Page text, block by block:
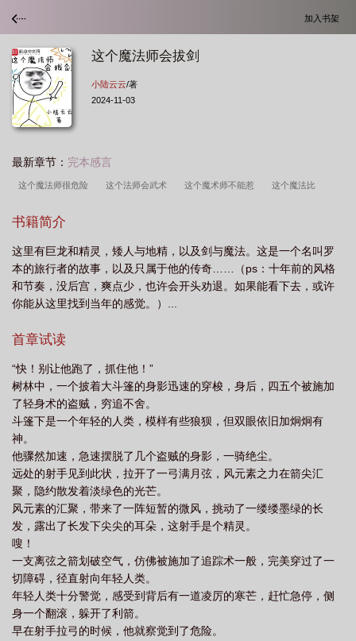
加入书架
这个魔法师会拔剑
小陆云云/著
2024-11-03
最新章节： 完本感言
这个魔法师很危险 这个法师会武术 这个魔术师不能惹 这个魔法比
了 这个魔法师居然只会体术
拔剑 小陆云云 这个法师很危险百科 这个魔法师会拔剑txt 这个魔法师会拔
剑txt全集 这个魔法师会拔剑最新章节 这个魔法师会拔剑TXT 这个魔法师会
拔剑 笔趣阁 这个法师很危险起点
书籍简介
这里有巨龙和精灵，矮人与地精，以及剑与魔法。这是一个名叫罗
本的旅行者的故事，以及只属于他的传奇……（ps：十年前的风格
和节奏，没后宫，爽点少，也许会开头劝退。如果能看下去，或许
你能从这里找到当年的感觉。）...
首章试读
“快！别让他跑了，抓住他！”
树林中，一个披着大斗篷的身影迅速的穿梭，身后，四五个被施加
了轻身术的盗贼，穷追不舍。
斗篷下是一个年轻的人类，模样有些狼狈，但双眼依旧加炯炯有
神。
他骤然加速，急速摆脱了几个盗贼的身影，一骑绝尘。
远处的射手见到此状，拉开了一弓满月弦，风元素之力在箭尖汇
聚，隐约散发着淡绿色的光芒。
风元素的汇聚，带来了一阵短暂的微风，挑动了一缕缕墨绿的长
发，露出了长发下尖尖的耳朵，这射手是个精灵。
嗖！
一支离弦之箭划破空气，仿佛被施加了追踪术一般，完美穿过了一
切障碍，径直射向年轻人类。
年轻人类十分警觉，感受到背后有一道凌厉的寒芒，赶忙急停，侧
身一个翻滚，躲开了利箭。
早在射手拉弓的时候，他就察觉到了危险。